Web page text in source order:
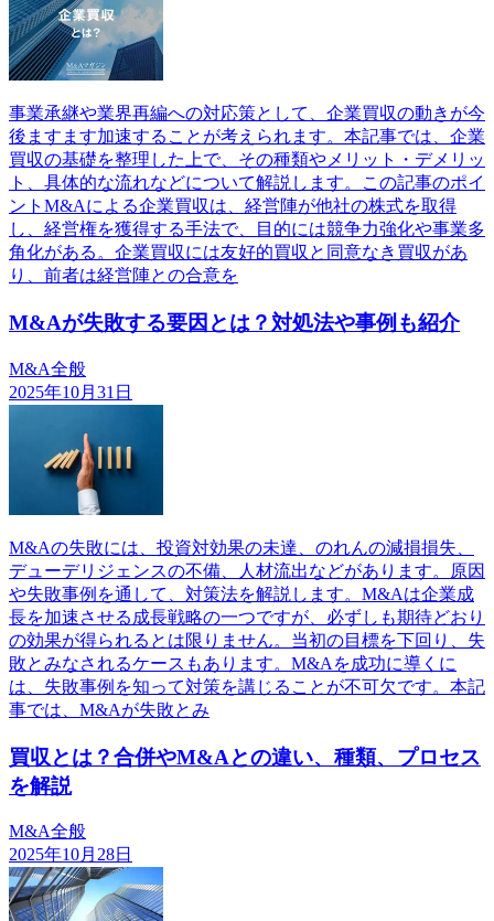
事業承継や業界再編への対応策として、企業買収の動きが今
後ますます加速することが考えられます。本記事では、企業
買収の基礎を整理した上で、その種類やメリット・デメリッ
ト、具体的な流れなどについて解説します。この記事のポイ
ントM&Aによる企業買収は、経営陣が他社の株式を取得
し、経営権を獲得する手法で、目的には競争力強化や事業多
角化がある。企業買収には友好的買収と同意なき買収があ
り、前者は経営陣との合意を
M&Aが失敗する要因とは？対処法や事例も紹介
M&A全般
2025年10月31日
M&Aの失敗には、投資対効果の未達、のれんの減損損失、
デューデリジェンスの不備、人材流出などがあります。原因
や失敗事例を通して、対策法を解説します。M&Aは企業成
長を加速させる成長戦略の一つですが、必ずしも期待どおり
の効果が得られるとは限りません。当初の目標を下回り、失
敗とみなされるケースもあります。M&Aを成功に導くに
は、失敗事例を知って対策を講じることが不可欠です。本記
事では、M&Aが失敗とみ
買収とは？合併やM&Aとの違い、種類、プロセス
を解説
M&A全般
2025年10月28日